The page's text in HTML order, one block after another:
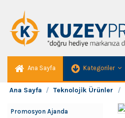
Ana Sayfa Kategoriler
Ana Sayfa Teknolojik Ürünler
Promosyon Ajanda